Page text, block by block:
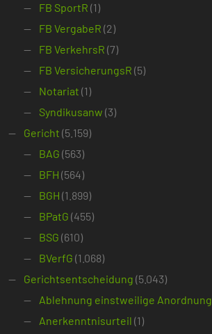
FB SportR (1)
FB VergabeR (2)
FB VerkehrsR (7)
FB VersicherungsR (5)
Notariat (1)
Syndikusanw (3)
Gericht (5.159)
BAG (563)
BFH (564)
BGH (1.899)
BPatG (455)
BSG (610)
BVerfG (1.068)
Gerichtsentscheidung (5.043)
Ablehnung einstweilige Anordnung
Anerkenntnisurteil (1)